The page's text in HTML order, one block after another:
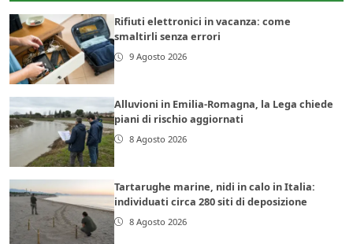
Rifiuti elettronici in vacanza: come
smaltirli senza errori
9 Agosto 2026
Alluvioni in Emilia-Romagna, la Lega chiede
piani di rischio aggiornati
8 Agosto 2026
Tartarughe marine, nidi in calo in Italia:
individuati circa 280 siti di deposizione
8 Agosto 2026